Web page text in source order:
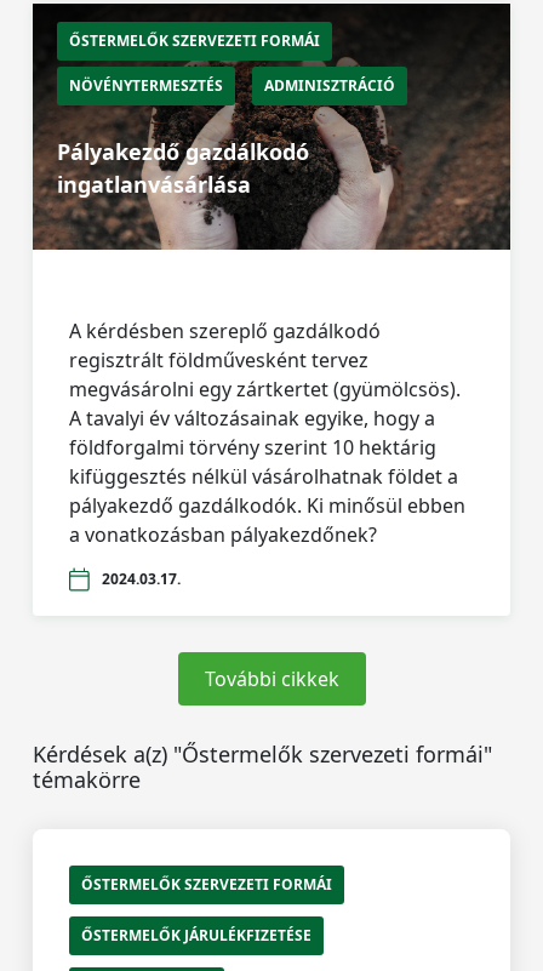
ŐSTERMELŐK SZERVEZETI FORMÁI
NÖVÉNYTERMESZTÉS ADMINISZTRÁCIÓ
Pályakezdő gazdálkodó
ingatlanvásárlása
A kérdésben szereplő gazdálkodó
regisztrált földművesként tervez
megvásárolni egy zártkertet (gyümölcsös).
A tavalyi év változásainak egyike, hogy a
földforgalmi törvény szerint 10 hektárig
kifüggesztés nélkül vásárolhatnak földet a
pályakezdő gazdálkodók. Ki minősül ebben
a vonatkozásban pályakezdőnek?
2024.03.17.
További cikkek
Kérdések a(z) "Őstermelők szervezeti formái"
témakörre
ŐSTERMELŐK SZERVEZETI FORMÁI
ŐSTERMELŐK JÁRULÉKFIZETÉSE